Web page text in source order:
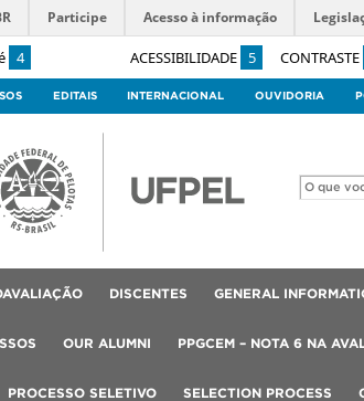
4 ACESSIBILIDADE 5 CONTRASTE
Participe Acesso à informação
EDITAIS INTERNACIONAL OUVIDORIA
DISCENTES GENERAL
OUR ALUMNI PPGCEM – NOTA 6 NA
PROCESSO SELETIVO SELECTION PROCESS